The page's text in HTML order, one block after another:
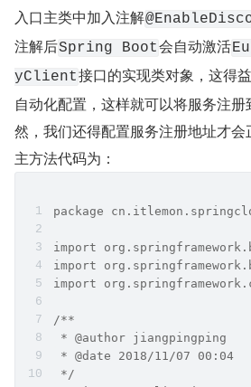
入口主类中加入注解
注解后Spring Boot会自动激活
yClient接口的实现类对象，这得
自动化配置，这样就可以将服务注
然，我们还得配置服务注册地址才会
主方法代码为：
package
import
import
import
/**
* @author jiangpingping
* @date 2018/11/07 00:04
*/